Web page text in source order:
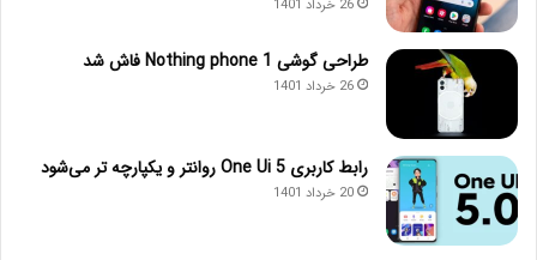
26 خرداد 1401
طراحی گوشی Nothing phone 1 فاش شد
26 خرداد 1401
رابط کاربری One Ui 5 روانتر و یکپارچه تر می‌شود
20 خرداد 1401